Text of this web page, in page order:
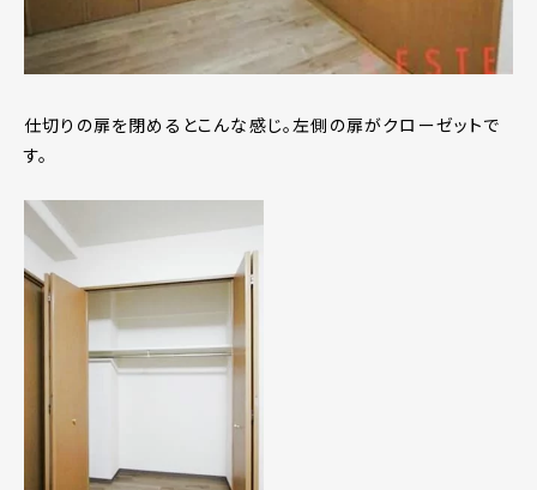
仕切りの扉を閉めるとこんな感じ。左側の扉がクローゼットで
す。